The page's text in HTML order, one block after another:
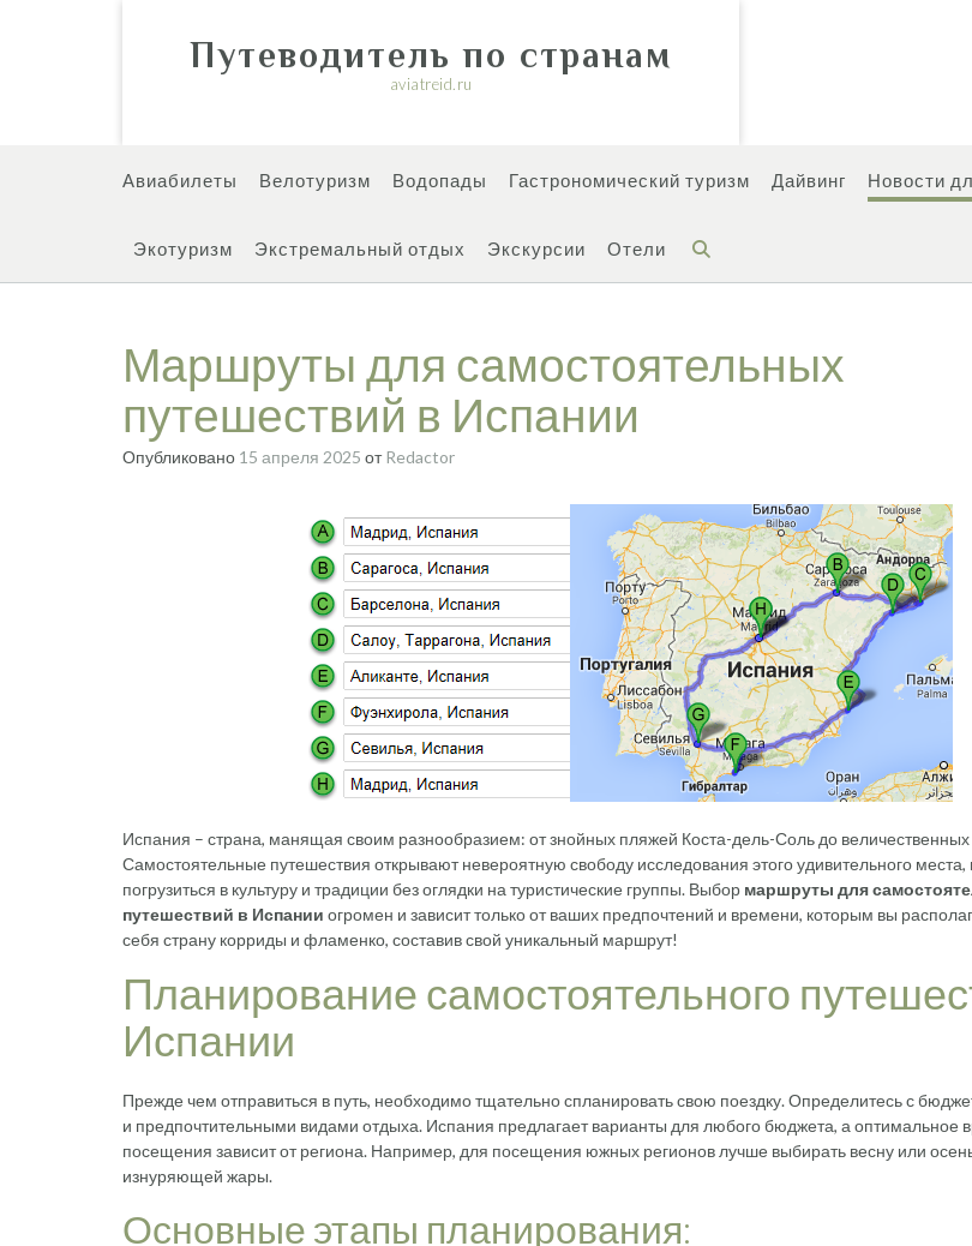
Путеводитель по странам
aviatreid.ru
Авиабилеты Велотуризм Водопады Гастрономический туризм Дайвинг Новости
Экотуризм Экстремальный отдых Экскурсии Отели
Маршруты для самостоятельных
путешествий в Испании
Опубликовано 15 апреля 2025 отRedactor
Испания – страна, манящая своим разнообразием: от знойных пляжей Коста-дель-Соль до
Самостоятельные путешествия открывают невероятную свободу исследования этого удивительного места,
погрузиться в культуру и традиции без оглядки на туристические группы. Выбор маршруты для
путешествий в Испании огромен и зависит только от ваших предпочтений и времени, которым вы
себя страну корриды и фламенко, составив свой уникальный маршрут!
Планирование самостоятельного
Испании
Прежде чем отправиться в путь, необходимо тщательно спланировать свою поездку. Определитесь с
и предпочтительными видами отдыха. Испания предлагает варианты для любого бюджета, а оптимальное
посещения зависит от региона. Например, для посещения южных регионов лучше выбирать весну или
изнуряющей жары.
Основные этапы планирования: